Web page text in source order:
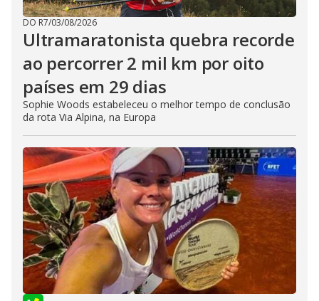
DO R7/03/08/2026
Ultramaratonista quebra recorde
ao percorrer 2 mil km por oito
países em 29 dias
Sophie Woods estabeleceu o melhor tempo de conclusão
da rota Via Alpina, na Europa